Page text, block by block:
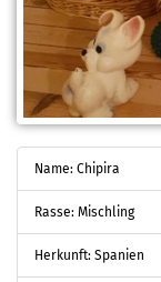
Name: Chipira
Rasse: Mischling
Herkunft: Spanien